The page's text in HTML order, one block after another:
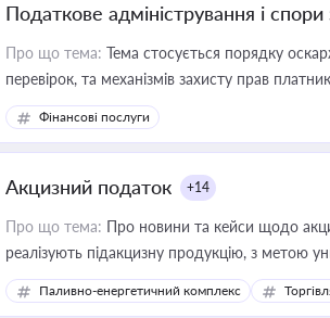
Податкове адміністрування і
Про що тема: Тема стосується порядку
перевірок, та механізмів захисту прав
Фінансові послуги
Акцизний податок +14
Про що тема: Про новини та кейси щодо
реалізують підакцизну продукцію, з метою
Паливно-енергетичний комплекс